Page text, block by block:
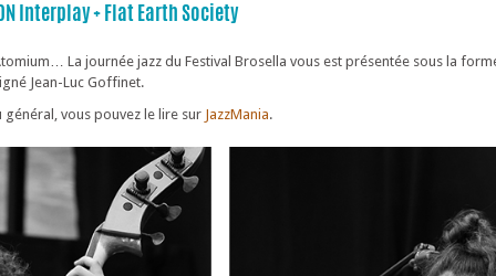
Interplay + Flat Earth Society
La journée jazz du Festival Brosella vous est présentée sous la
Jean-Luc Goffinet.
vous pouvez le lire sur JazzMania.